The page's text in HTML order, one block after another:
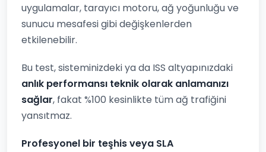
uygulamalar, tarayıcı motoru, ağ yoğunluğu ve
sunucu mesafesi gibi değişkenlerden
etkilenebilir.
Bu test, sisteminizdeki ya da ISS altyapınızdaki
anlık performansı teknik olarak anlamanızı
sağlar, fakat %100 kesinlikte tüm ağ trafiğini
yansıtmaz.
Profesyonel bir teşhis veya SLA